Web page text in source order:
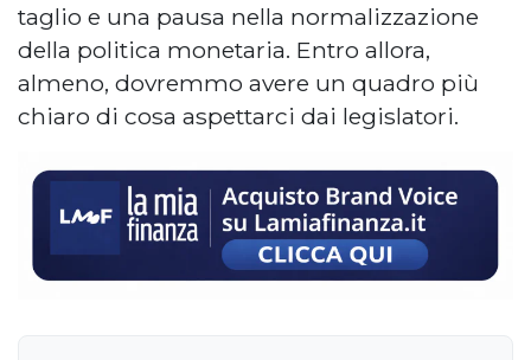
taglio e una pausa nella normalizzazione
della politica monetaria. Entro allora,
almeno, dovremmo avere un quadro più
chiaro di cosa aspettarci dai legislatori.